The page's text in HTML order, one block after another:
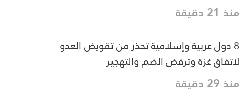
منذ 21 دقيقة
8 دول عربية وإسلامية تحذر من تقويض العدو
لاتفاق غزة وترفض الضم والتهجير
منذ 29 دقيقة